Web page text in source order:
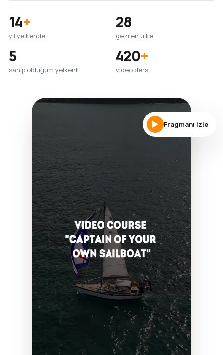
14+
yıl yelkende
28
gezilen ülke
5
sahip olduğum yelkenli
420+
video ders
Fragmanı izle